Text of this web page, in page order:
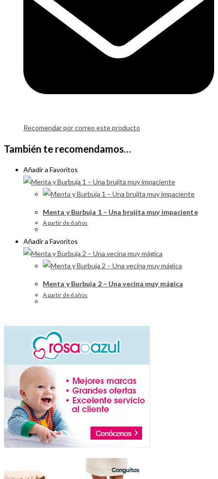
Recomendar por correo este producto
También te recomendamos…
Añadir a Favoritos
Menta y Burbuja 1 – Una brujita muy impaciente
A partir de 6 años
Añadir a Favoritos
Menta y Burbuja 2 – Una vecina muy mágica
A partir de 6 años